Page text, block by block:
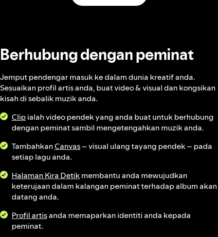
Berhubung dengan peminat
Jemput pendengar masuk ke dalam dunia kreatif anda.
Sesuaikan profil artis anda, buat video & visual dan kongsikan
kisah di sebalik muzik anda.
Clipialah video pendek yang anda buat untuk berhubung
dengan peminat sambil mengetengahkan muzik anda.
TambahkanCanvas– visual ulang tayang pendek – pada
setiap lagu anda.
Halaman Kira Detikmembantu anda mewujudkan
keterujaan dalam kalangan peminat terhadap album akan
datang anda.
Profil artisanda memaparkan identiti anda kepada
peminat.